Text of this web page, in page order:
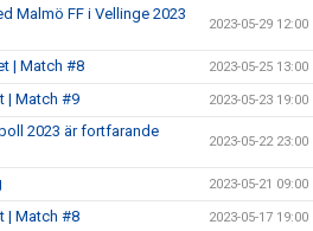
Malmö FF i Vellinge 2023
2023-05-29 12:00
| Match #8 2023-05-25 13:00
| Match #9 2023-05-23 19:00
2023 är fortfarande
2023-05-22 23:00
2023-05-21 09:00
| Match #8 2023-05-17 19:00